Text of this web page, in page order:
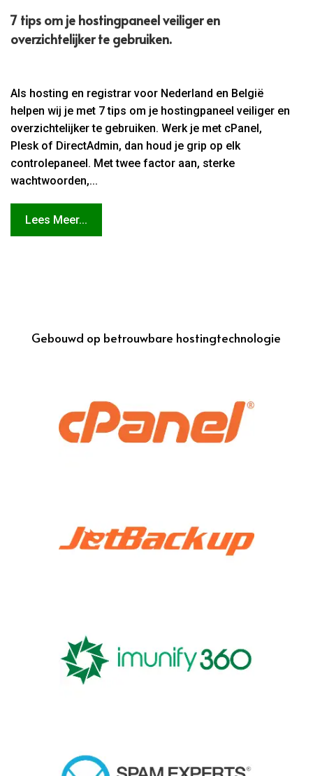
7 tips om je hostingpaneel veiliger en
overzichtelijker te gebruiken.
Als hosting en registrar voor Nederland en België
helpen wij je met 7 tips om je hostingpaneel veiliger en
overzichtelijker te gebruiken. Werk je met cPanel,
Plesk of DirectAdmin, dan houd je grip op elk
controlepaneel. Met twee factor aan, sterke
wachtwoorden,...
Lees Meer...
Gebouwd op betrouwbare hostingtechnologie